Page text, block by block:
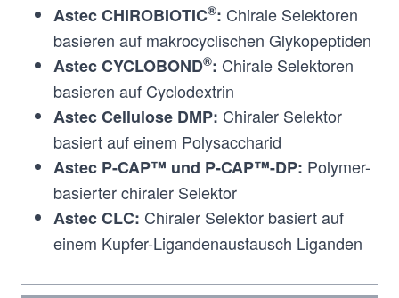
Astec CHIROBIOTIC®: Chirale Selektoren
basieren auf makrocyclischen Glykopeptiden
Astec CYCLOBOND®: Chirale Selektoren
basieren auf Cyclodextrin
Astec Cellulose DMP: Chiraler Selektor
basiert auf einem Polysaccharid
Astec P-CAP™ und P-CAP™-DP: Polymer-
basierter chiraler Selektor
Astec CLC: Chiraler Selektor basiert auf
einem Kupfer-Ligandenaustausch Liganden